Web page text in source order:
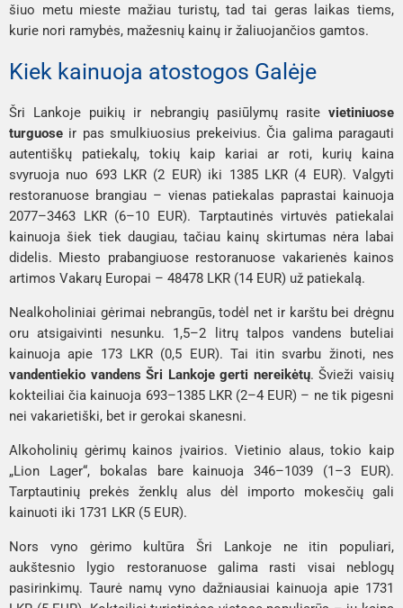
šiuo metu mieste mažiau turistų, tad tai geras laikas tiems,
kurie nori ramybės, mažesnių kainų ir žaliuojančios gamtos.
Kiek kainuoja atostogos Galėje
Šri Lankoje puikių ir nebrangių pasiūlymų rasitevietiniuose
turguose ir pas smulkiuosius prekeivius. Čia galima paragauti
autentiškų patiekalų, tokių kaip kariai ar roti, kurių kaina
svyruoja nuo 693 LKR (2 EUR) iki 1385 LKR (4 EUR). Valgyti
restoranuose brangiau – vienas patiekalas paprastai kainuoja
2077–3463 LKR (6–10 EUR). Tarptautinės virtuvės patiekalai
kainuoja šiek tiek daugiau, tačiau kainų skirtumas nėra labai
didelis. Miesto prabangiuose restoranuose vakarienės kainos
artimos Vakarų Europai – 48478 LKR (14 EUR) už patiekalą.
Nealkoholiniai gėrimai nebrangūs, todėl net ir karštu bei drėgnu
oru atsigaivinti nesunku. 1,5–2 litrų talpos vandens buteliai
kainuoja apie 173 LKR (0,5 EUR). Tai itin svarbu žinoti, nes
vandentiekio vandens Šri Lankoje gerti nereikėtų. Švieži vaisių
kokteiliai čia kainuoja 693–1385 LKR (2–4 EUR) – ne tik pigesni
nei vakarietiški, bet ir gerokai skanesni.
Alkoholinių gėrimų kainos įvairios. Vietinio alaus, tokio kaip
„Lion Lager“, bokalas bare kainuoja 346–1039 (1–3 EUR).
Tarptautinių prekės ženklų alus dėl importo mokesčių gali
kainuoti iki 1731 LKR (5 EUR).
Nors vyno gėrimo kultūra Šri Lankoje ne itin populiari,
aukštesnio lygio restoranuose galima rasti visai neblogų
pasirinkimų. Taurė namų vyno dažniausiai kainuoja apie 1731